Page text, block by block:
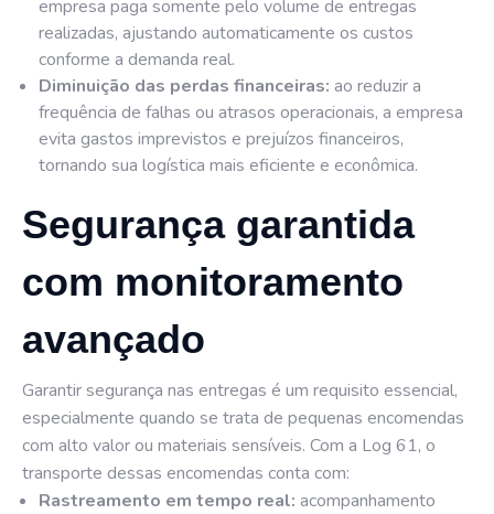
empresa paga somente pelo volume de entregas
realizadas, ajustando automaticamente os custos
conforme a demanda real.
Diminuição das perdas financeiras: ao reduzir a
frequência de falhas ou atrasos operacionais, a empresa
evita gastos imprevistos e prejuízos financeiros,
tornando sua logística mais eficiente e econômica.
Segurança garantida
com monitoramento
avançado
Garantir segurança nas entregas é um requisito essencial,
especialmente quando se trata de pequenas encomendas
com alto valor ou materiais sensíveis. Com a Log 61, o
transporte dessas encomendas conta com:
Rastreamento em tempo real: acompanhamento